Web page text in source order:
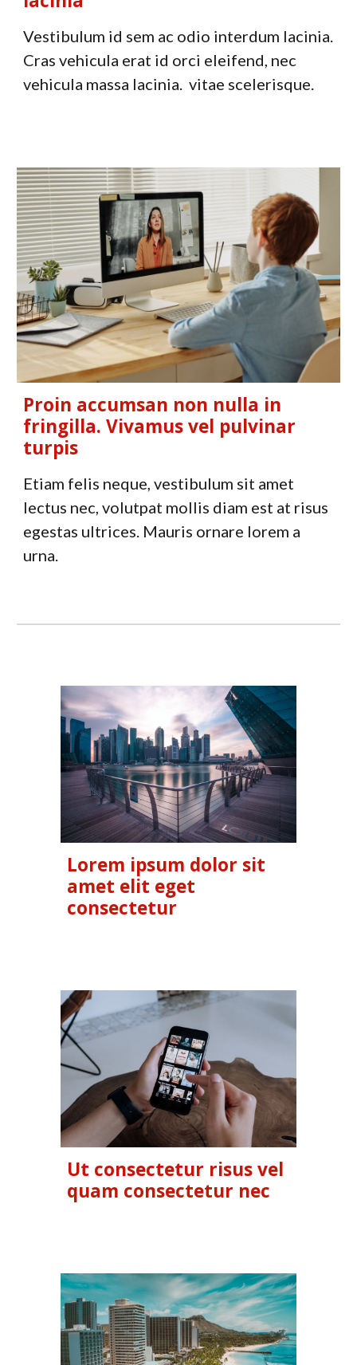
Vestibulum id sem ac odio interdum lacinia.
Cras vehicula erat id orci eleifend, nec
vehicula massa lacinia. vitae scelerisque.
Proin accumsan non nulla in
fringilla. Vivamus vel pulvinar
turpis
Etiam felis neque, vestibulum sit amet
lectus nec, volutpat mollis diam est at risus
egestas ultrices. Mauris ornare lorem a
urna.
Lorem ipsum dolor sit
amet elit eget
consectetur
Ut consectetur risus vel
quam consectetur nec